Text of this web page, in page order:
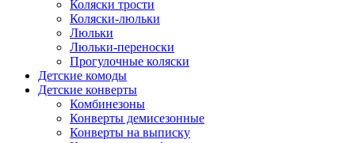
Коляски трости
Коляски-люльки
Люльки
Люльки-переноски
Прогулочные коляски
Детские комоды
Детские конверты
Комбинезоны
Конверты демисезонные
Конверты на выписку